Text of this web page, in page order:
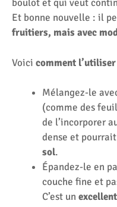
boulot et qui veut
Et bonne nouvelle : il
fruitiers, mais avec
Voici comment
Mélangez-le
(comme des
de l’incorporer
dense et pourrait
sol.
Épandez-le en
couche fine et
C’est un